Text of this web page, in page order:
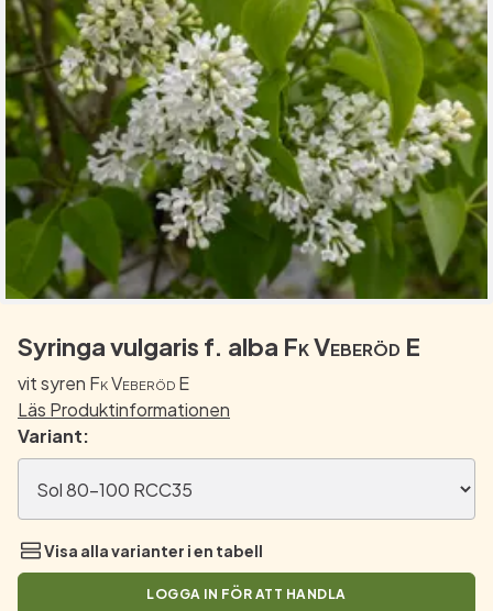
Syringa vulgaris f. alba Fk Veberöd E
vit syren Fk Veberöd E
Läs Produktinformationen
Variant:
Visa alla varianter i en tabell
LOGGA IN FÖR ATT HANDLA